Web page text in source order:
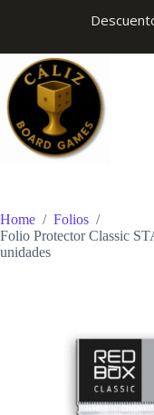
content
Home / Folios /
Folio Protector Classic
unidades